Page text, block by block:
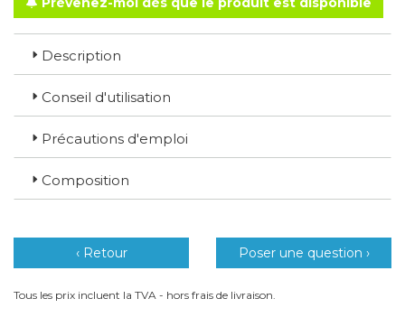
Description
Conseil d'utilisation
Précautions d'emploi
Composition
‹ Retour Poser une question ›
Tous les prix incluent la TVA - hors frais de livraison.